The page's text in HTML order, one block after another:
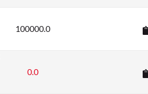
100000.0
0.0